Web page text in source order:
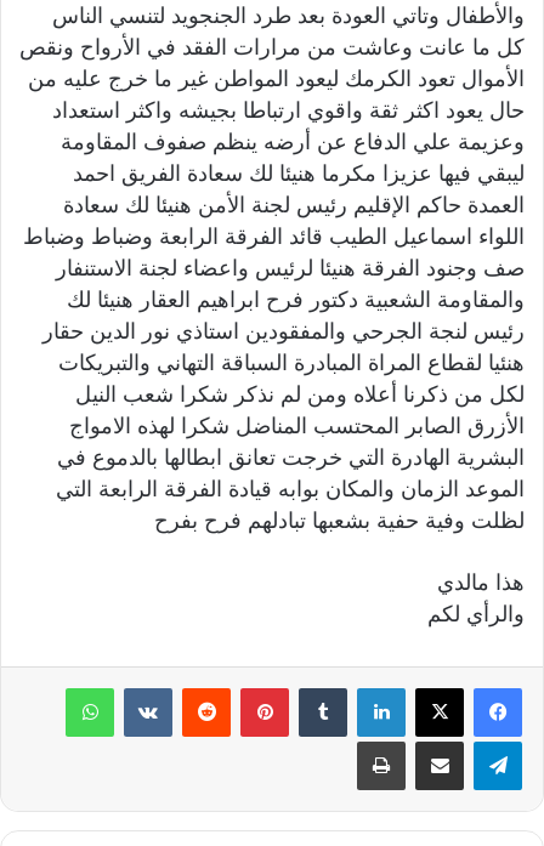
والأطفال وتاتي العودة بعد طرد الجنجويد لتنسي الناس
كل ما عانت وعاشت من مرارات الفقد في الأرواح ونقص
الأموال تعود الكرمك ليعود المواطن غير ما خرج عليه من
حال يعود اكثر ثقة واقوي ارتباطا بجيشه واكثر استعداد
وعزيمة علي الدفاع عن أرضه ينظم صفوف المقاومة
ليبقي فيها عزيزا مكرما هنيئا لك سعادة الفريق احمد
العمدة حاكم الإقليم رئيس لجنة الأمن هنيئا لك سعادة
اللواء اسماعيل الطيب قائد الفرقة الرابعة وضباط وضباط
صف وجنود الفرقة هنيئا لرئيس واعضاء لجنة الاستنفار
والمقاومة الشعبية دكتور فرح ابراهيم العقار هنيئا لك
رئيس لنجة الجرحي والمفقودين استاذي نور الدين حقار
هنئيا لقطاع المراة المبادرة السباقة التهاني والتبريكات
لكل من ذكرنا أعلاه ومن لم نذكر شكرا شعب النيل
الأزرق الصابر المحتسب المناضل شكرا لهذه الامواج
البشرية الهادرة التي خرجت تعانق ابطالها بالدموع في
الموعد الزمان والمكان بوابه قيادة الفرقة الرابعة التي
لظلت وفية حفية بشعبها تبادلهم فرح بفرح
هذا مالدي
والرأي لكم
لينكدإن بينتيريست